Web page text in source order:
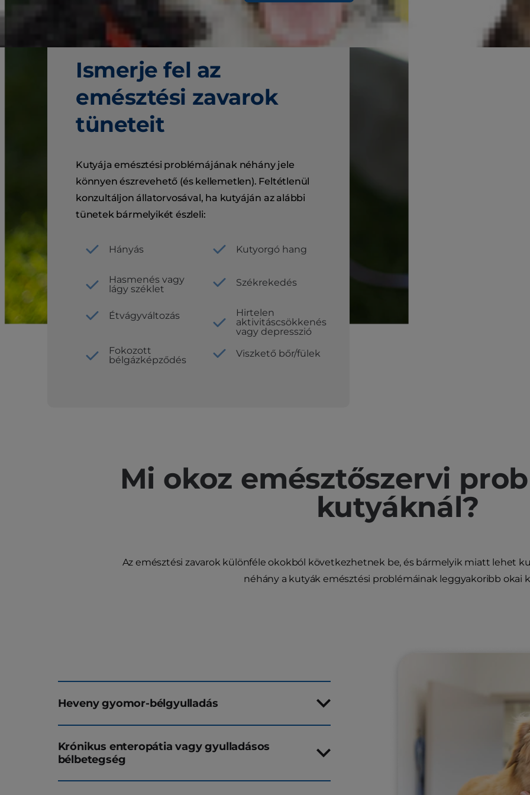
Ismerje fel az
emésztési zavarok
tüneteit
Kutyája emésztési problémájának néhány jele
könnyen észrevehető (és kellemetlen). Feltétlenül
konzultáljon állatorvosával, ha kutyáján az alábbi
tünetek bármelyikét észleli:
Hányás Kutyorgó hang
Hasmenés vagy
lágy széklet
Székrekedés
Étvágyváltozás
Hirtelen
aktivitáscsökkenés
vagy depresszió
Fokozott
bélgázképződés
Viszkető bőr/fülek
Mi okoz emésztőszervi
kutyáknál?
Az emésztési zavarok különféle okokból következhetnek be, és bármelyik miatt lehet
néhány a kutyák emésztési problémáinak leggyakoribb okai
Heveny gyomor-bélgyulladás
Krónikus enteropátia vagy gyulladásos
bélbetegség